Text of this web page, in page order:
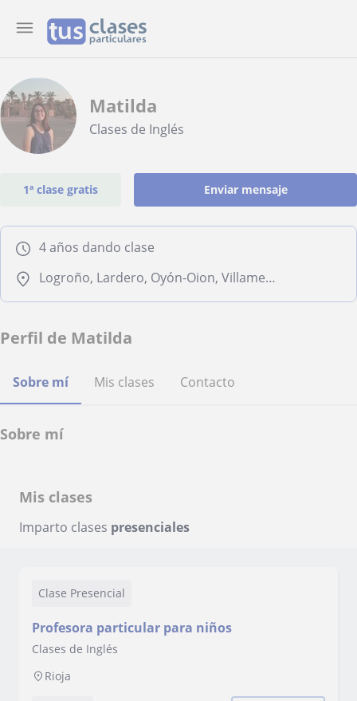
Matilda
Clases de Inglés
1ª clase gratis Enviar mensaje
4 años dando clase
Logroño, Lardero, Oyón-Oion, Villamediana de Iregua
Perfil de Matilda
Sobre mí Mis clases Contacto
Sobre mí
Mis clases
Imparto clases presenciales
Clase Presencial
Profesora particular para niños
Clases de Inglés
Rioja